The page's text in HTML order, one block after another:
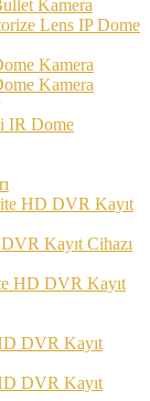
Kamera
Lens IP Dome
Kamera
Kamera
IR Dome
HD DVR Kayıt
Kayıt Cihazı
HD DVR Kayıt
DVR Kayıt
DVR Kayıt